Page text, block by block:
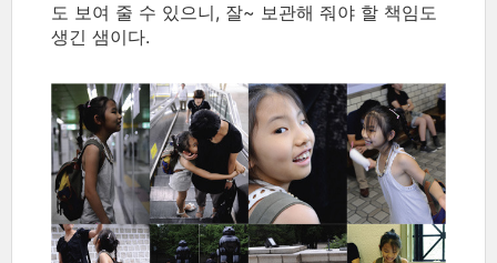
도 보여 줄 수 있으니, 잘~ 보관해 줘야 할 책임도
생긴 샘이다.